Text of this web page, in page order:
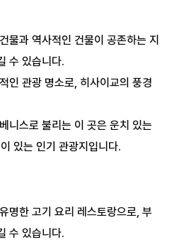
물과 역사적인 건물이 공존하는 지
수 있습니다.
인 관광 명소로, 히사이교의 풍경
니스로 불리는 이 곳은 운치 있는
있는 인기 관광지입니다.
명한 고기 요리 레스토랑으로, 부
수 있습니다.